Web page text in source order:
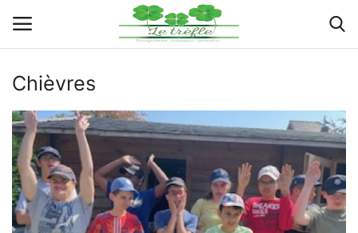
Connexion
Actualités
Implantations
Organigramme
Chièvres